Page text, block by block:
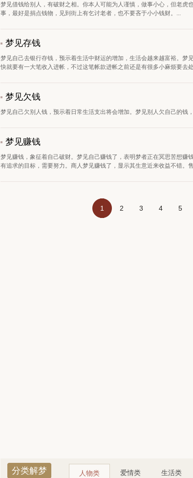
梦见借钱给别人，有破财之相。你本人可能为人谨慎，做事小心，但老虎
事，最好是捐点钱物，见到街上有乞讨老者，也不要吝于小小钱财。...
梦见存钱
梦见自己去银行存钱，预示着生活中财运的增加，生活会越来越富裕。梦
快就要有一大笔收入进帐，不过这笔帐款进帐之前还是有很多小麻烦要去
梦见欠钱
梦见自己欠别人钱，预示着日常生活支出将会增加。梦见别人欠自己的钱
梦见赚钱
梦见赚钱，象征着自己破财。梦见自己赚钱了，表明梦者正在冥思苦想赚
有追求的目标，需要努力。商人梦见赚钱了，显示其生意近来收益不错。
1 2 3 4 5
分类解梦 人物类 爱情类 生活类